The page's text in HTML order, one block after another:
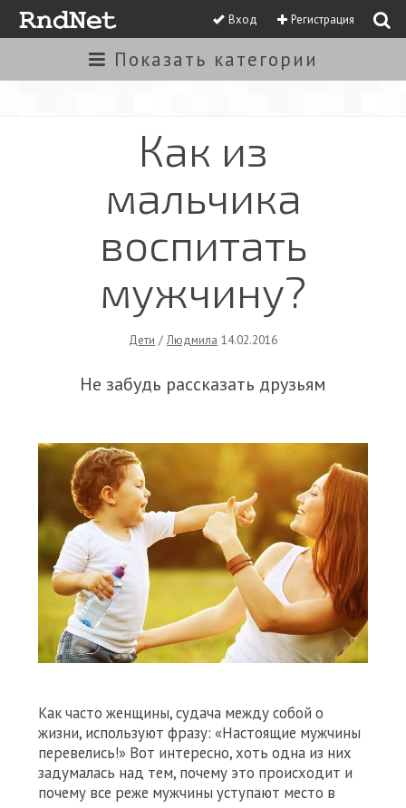
Вход Регистрация
Показать категории
Как из
мальчика
воспитать
мужчину?
Дети /Людмила 14.02.2016
Не забудь рассказать друзьям
Как часто женщины, судача между собой о
жизни, используют фразу: «Настоящие мужчины
перевелись!» Вот интересно, хоть одна из них
задумалась над тем, почему это происходит и
почему все реже мужчины уступают место в